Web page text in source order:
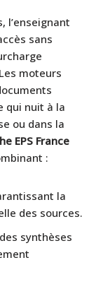
l’enseignant
sans
moteurs
qui nuit à la
ou dans la
EPS France
:
la
des sources.
synthèses